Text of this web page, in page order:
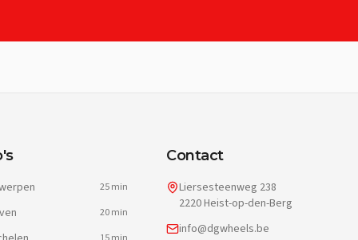
25 min
20 min
Contact
Liersesteenweg 238
2220 Heist-op-den-Berg
info@dgwheels.be